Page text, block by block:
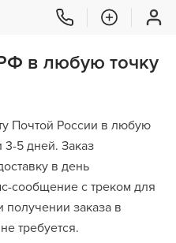
в любую точку
Почтой России в любую
3-5 дней. Заказ
в день
сообщение с треком для
получении заказа в
требуется.